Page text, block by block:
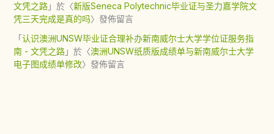
文凭之路」於〈新版Seneca Polytechnic毕业证与圣力嘉学院文
凭三天完成是真的吗〉發佈留言
「认识澳洲UNSW毕业证合理补办新南威尔士大学学位证服务指
南 - 文凭之路」於〈澳洲UNSW纸质版成绩单与新南威尔士大学
电子图成绩单修改〉發佈留言